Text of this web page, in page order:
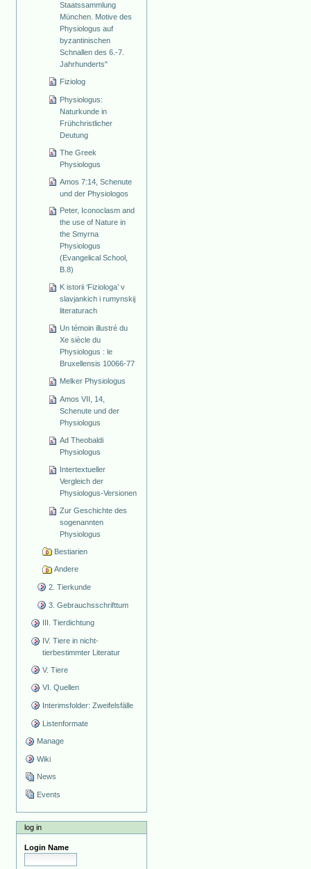
Staatssammlung
München. Motive des
Physiologus auf
byzantinischen
Schnallen des 6.-7.
Jahrhunderts"
Fiziolog
Physiologus:
Naturkunde in
Frühchristlicher
Deutung
The Greek
Physiologus
Amos 7:14, Schenute
und der Physiologos
Peter, Iconoclasm and
the use of Nature in
the Smyrna
Physiologus
(Evangelical School,
B.8)
K istorii ‘Fiziologa’ v
slavjankich i rumynskij
literaturach
Un témoin illustré du
Xe siècle du
Physiologus : le
Bruxellensis 10066-77
Melker Physiologus
Amos VII, 14,
Schenute und der
Physiologus
Ad Theobaldi
Physiologus
Intertextueller
Vergleich der
Physiologus-Versionen
Zur Geschichte des
sogenannten
Physiologus
Bestiarien
Andere
2. Tierkunde
3. Gebrauchsschrifttum
III. Tierdichtung
IV. Tiere in nicht-
tierbestimmter Literatur
V. Tiere
VI. Quellen
Interimsfolder: Zweifelsfälle
Listenformate
Manage
Wiki
News
Events
log in
Login Name